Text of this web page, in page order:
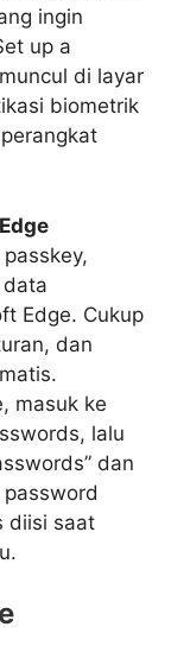
ingin
up a
di layar
biometrik
Edge. Cukup
dan
masuk ke
lalu
dan
password
diisi saat